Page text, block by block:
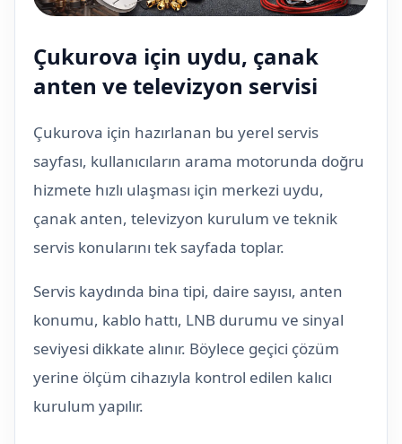
Çukurova için uydu, çanak
anten ve televizyon servisi
Çukurova için hazırlanan bu yerel servis
sayfası, kullanıcıların arama motorunda doğru
hizmete hızlı ulaşması için merkezi uydu,
çanak anten, televizyon kurulum ve teknik
servis konularını tek sayfada toplar.
Servis kaydında bina tipi, daire sayısı, anten
konumu, kablo hattı, LNB durumu ve sinyal
seviyesi dikkate alınır. Böylece geçici çözüm
yerine ölçüm cihazıyla kontrol edilen kalıcı
kurulum yapılır.